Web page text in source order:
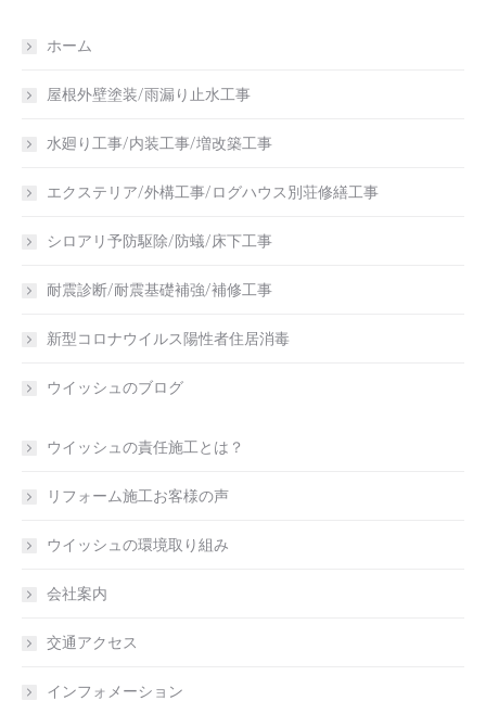
ホーム
屋根外壁塗装/雨漏り止水工事
水廻り工事/内装工事/増改築工事
エクステリア/外構工事/ログハウス別荘修繕工事
シロアリ予防駆除/防蟻/床下工事
耐震診断/耐震基礎補強/補修工事
新型コロナウイルス陽性者住居消毒
ウイッシュのブログ
ウイッシュの責任施工とは？
リフォーム施工お客様の声
ウイッシュの環境取り組み
会社案内
交通アクセス
インフォメーション